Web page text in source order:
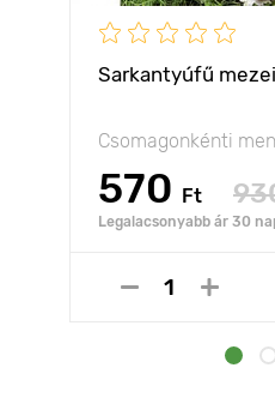
Sarkantyúfű
Csomagonkénti
570 Ft
Legalacsonyabb ár 30